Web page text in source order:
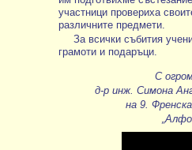
участници провериха
различните предмети.
За всички събития
грамоти и подаръци.
С
д-р инж. Симона
на 9.